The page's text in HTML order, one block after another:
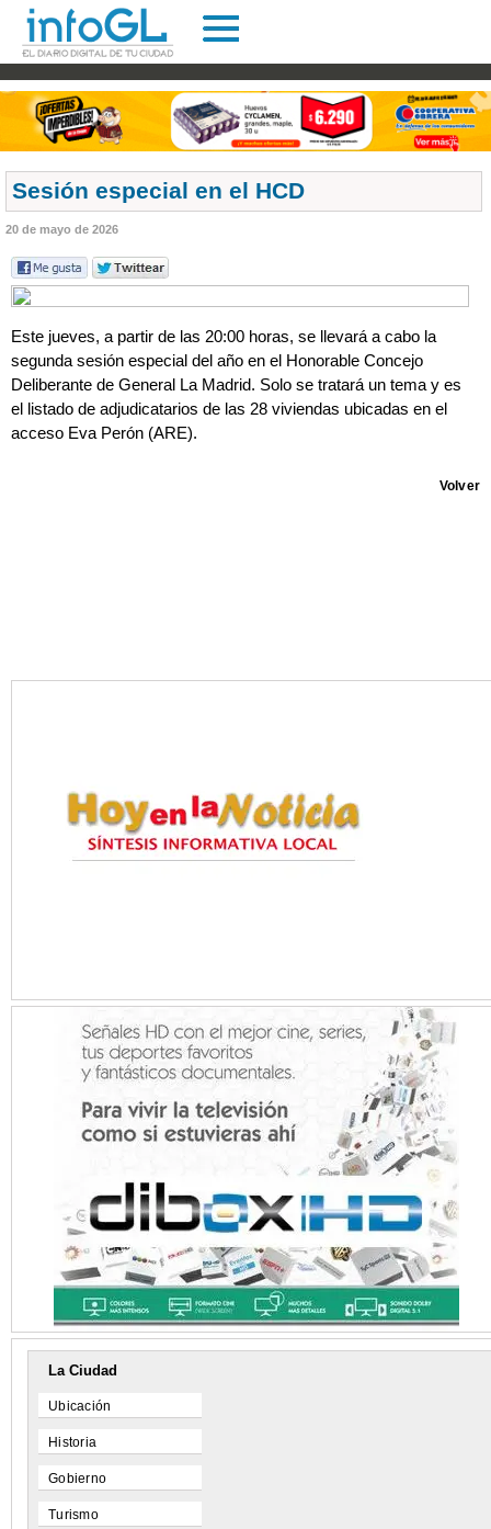
Sesión especial en el HCD
20 de mayo de 2026
Este jueves, a partir de las 20:00 horas, se llevará a cabo la
segunda sesión especial del año en el Honorable Concejo
Deliberante de General La Madrid. Solo se tratará un tema y es
el listado de adjudicatarios de las 28 viviendas ubicadas en el
acceso Eva Perón (ARE).
Volver
La Ciudad
Ubicación
Historia
Gobierno
Turismo